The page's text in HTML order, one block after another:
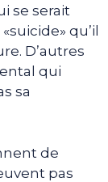
se serait
qu’il
D’autres
qui
sa
de
pas